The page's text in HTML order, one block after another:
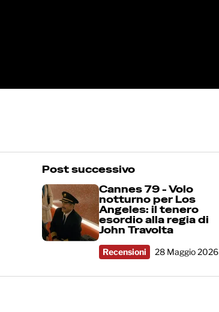
Post successivo
Cannes 79 - Volo
notturno per Los
Angeles: il tenero
esordio alla regia di
John Travolta
Recensioni 28 Maggio 2026